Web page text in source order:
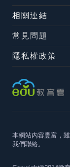
相關連結
常見問題
隱私權政策
本網站內容豐富，
我們聯絡。